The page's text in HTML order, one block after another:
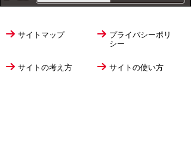
サイトマップ
プライバシーポリ
シー
サイトの考え方 サイトの使い方